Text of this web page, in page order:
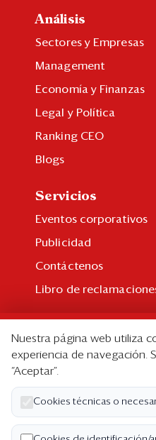
Análisis
Sectores y Empresas
Management
Economía y Finanzas
Legal y Política
Ranking CEO
Blogs
Servicios
Eventos corporativos
Publicidad
Contáctenos
Libro de
Suscripción individual
Paquetes corporativos
Edición Impresa
Nosotros
Nuestra página web utiliza
experiencia de navegación.
“Aceptar”.
Cookies técnicas o